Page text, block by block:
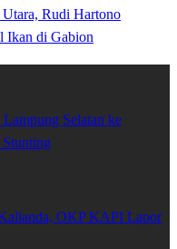
Rudi Hartono
Ikan di Gabion
Selatan ke
OKP KAPI Lapor